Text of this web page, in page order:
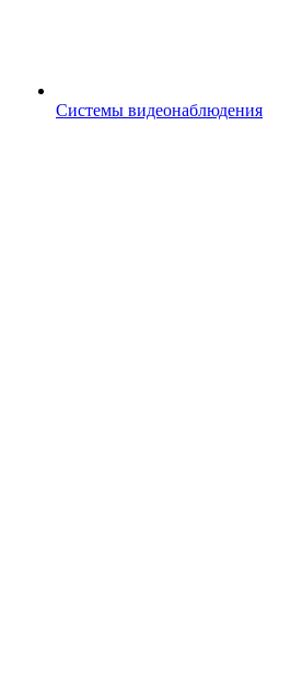
Системы видеонаблюдения